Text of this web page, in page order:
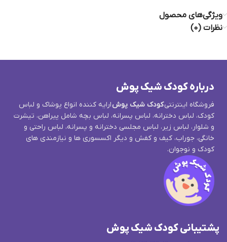
ویژگی‌های محصول
نظرات (0)
درباره کودک شیک پوش
فروشگاه اینترنتیکودک شیک پوشارایه کننده انواع پوشاک و لباس
کودک، لباس دخترانه، لباس پسرانه، لباس بچه شامل پیراهن، تیشرت
و شلوار، لباس زیر، لباس مجلسی دخترانه و پسرانه، لباس راحتی و
خانگی، جوراب، کیف و کفش و دیگر اکسسوری ها و نیازمندی های
کودک و نوجوان.
پشتیبانی کودک شیک پوش